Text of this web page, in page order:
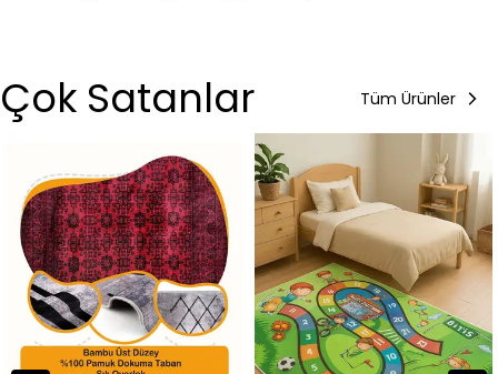
Çok Satanlar Tüm Ürünler